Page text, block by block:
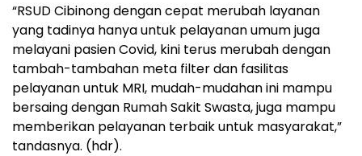
“RSUD Cibinong dengan cepat merubah layanan
yang tadinya hanya untuk pelayanan umum juga
melayani pasien Covid, kini terus merubah dengan
tambah-tambahan meta filter dan fasilitas
pelayanan untuk MRI, mudah-mudahan ini mampu
bersaing dengan Rumah Sakit Swasta, juga mampu
memberikan pelayanan terbaik untuk masyarakat,”
tandasnya. (hdr).